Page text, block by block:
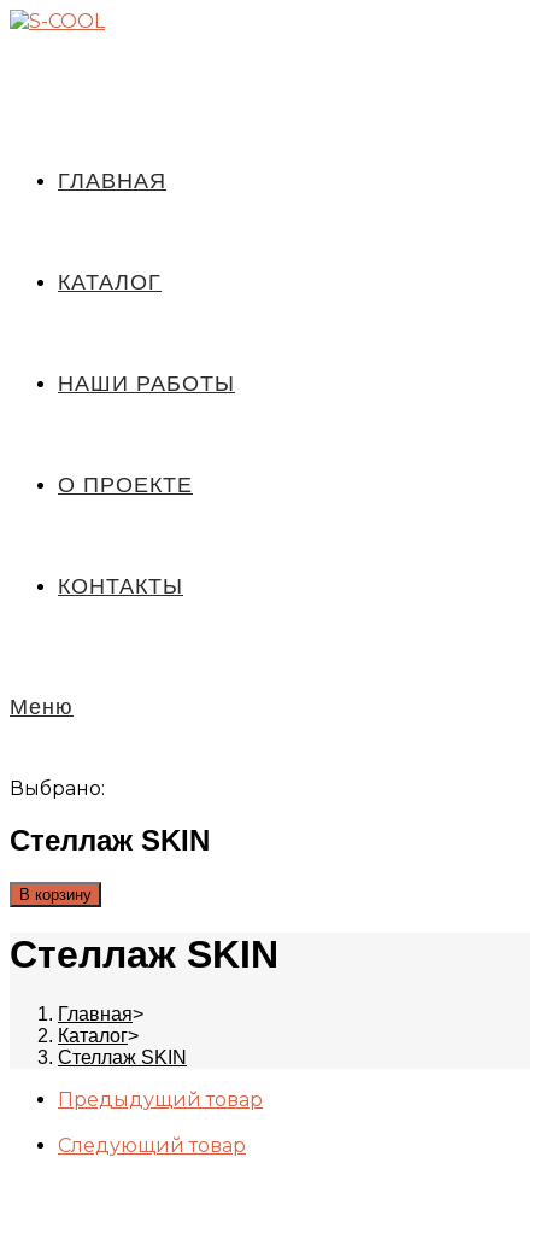
ГЛАВНАЯ
КАТАЛОГ
НАШИ РАБОТЫ
О ПРОЕКТЕ
КОНТАКТЫ
Меню
Выбрано:
Стеллаж SKIN
В корзину
Стеллаж SKIN
Главная>
Каталог>
Стеллаж SKIN
Предыдущий товар
Следующий товар